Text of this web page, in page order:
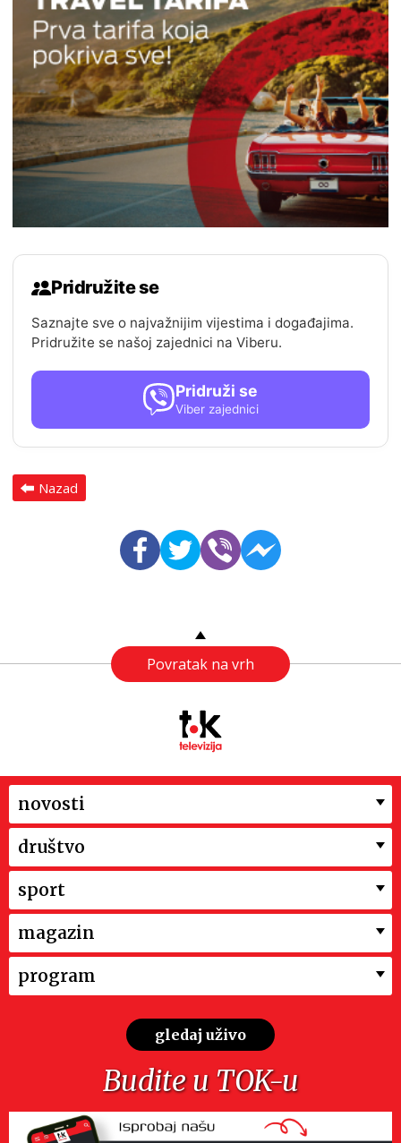
Pridružite se
Saznajte sve o najvažnijim vijestima i događajima.
Pridružite se našoj zajednici na Viberu.
Pridruži se
Viber zajednici
Nazad
Povratak na vrh
novosti
društvo
sport
magazin
program
gledaj uživo
Budite u TOK-u